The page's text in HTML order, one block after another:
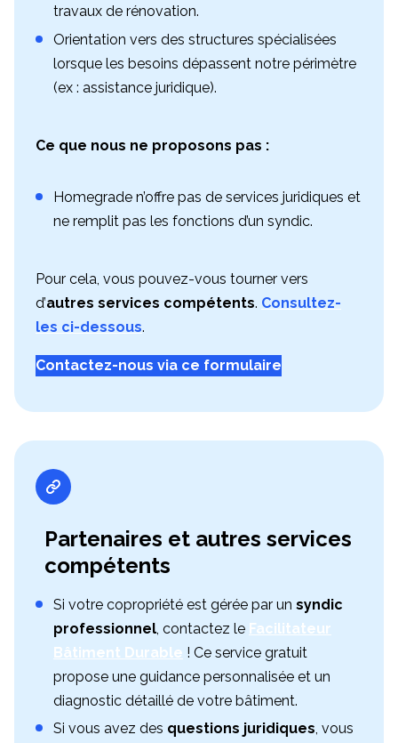
travaux de rénovation.
Orientation vers des structures spécialisées
lorsque les besoins dépassent notre périmètre
(ex : assistance juridique).
Ce que nous ne proposons pas :
Homegrade n’offre pas de services juridiques et
ne remplit pas les fonctions d’un syndic.
Pour cela, vous pouvez-vous tourner vers
d’autres services compétents. Consultez-
les ci-dessous.
Contactez-nous via ce formulaire
Partenaires et autres services
compétents
Si votre copropriété est gérée par un syndic
professionnel , contactez le Facilitateur
Bâtiment Durable ! Ce service gratuit
propose une guidance personnalisée et un
diagnostic détaillé de votre bâtiment.
Si vous avez des questions juridiques, vous